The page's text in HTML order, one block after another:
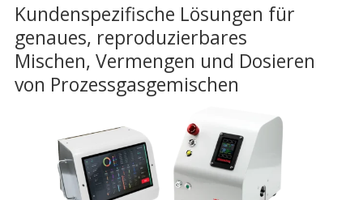
Kundenspezifische Lösungen für
genaues, reproduzierbares
Mischen, Vermengen und Dosieren
von Prozessgasgemischen